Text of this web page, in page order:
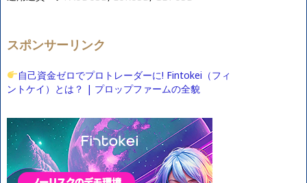
スポンサーリンク
自己資金ゼロでプロトレーダーに! Fintokei（フィ
ントケイ）とは？ | プロップファームの全貌